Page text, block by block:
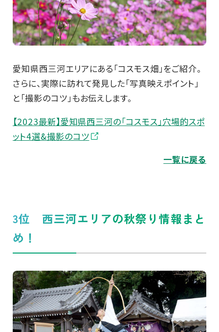
愛知県西三河エリアにある「コスモス畑」をご紹介。
さらに、実際に訪れて発見した「写真映えポイント」
と「撮影のコツ」もお伝えします。
【2023最新】愛知県西三河の「コスモス」穴場的スポ
ット4選&撮影のコツ
一覧に戻る
3位 西三河エリアの秋祭り情報まと
め！